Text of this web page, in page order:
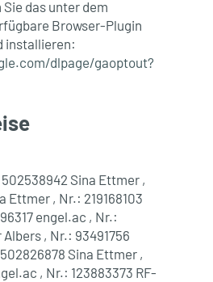
das unter dem
Browser-Plugin
installieren:
dlpage/gaoptout?
Sina Ettmer ,
Ettmer , Nr.: 219168103
engel.ac , Nr.:
, Nr.: 93491756
Sina Ettmer ,
, Nr.: 123883373 RF-